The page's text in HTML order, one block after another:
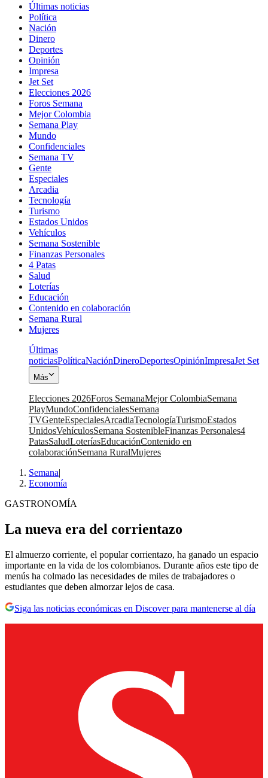
Últimas noticias
Política
Nación
Dinero
Deportes
Opinión
Impresa
Jet Set
Elecciones 2026
Foros Semana
Mejor Colombia
Semana Play
Mundo
Confidenciales
Semana TV
Gente
Especiales
Arcadia
Tecnología
Turismo
Estados Unidos
Vehículos
Semana Sostenible
Finanzas Personales
4 Patas
Salud
Loterías
Educación
Contenido en colaboración
Semana Rural
Mujeres
Últimas
noticiasPolíticaNaciónDineroDeportesOpiniónImpresaJet Set
Más
Elecciones 2026Foros SemanaMejor ColombiaSemana
PlayMundoConfidencialesSemana
TVGenteEspecialesArcadiaTecnologíaTurismoEstados
UnidosVehículosSemana SostenibleFinanzas Personales4
PatasSaludLoteríasEducaciónContenido en
colaboraciónSemana RuralMujeres
Semana|
Economía
GASTRONOMÍA
La nueva era del corrientazo
El almuerzo corriente, el popular corrientazo, ha ganado un espacio
importante en la vida de los colombianos. Durante años este tipo de
menús ha colmado las necesidades de miles de trabajadores o
estudiantes que deben almorzar lejos de casa.
Siga las noticias económicas en Discover para mantenerse al día